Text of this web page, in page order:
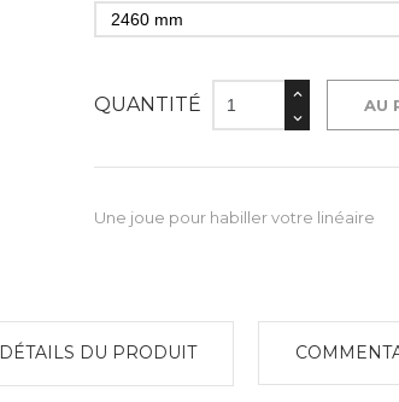
QUANTITÉ AU
Une joue pour habiller votre linéaire
DÉTAILS DU PRODUIT